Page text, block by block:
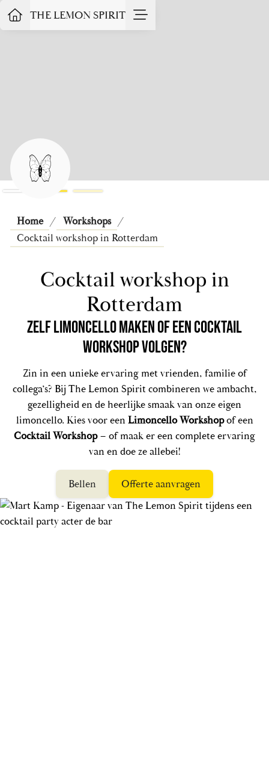
THE LEMON SPIRIT
Slide 3 of 3.
Home / Workshops /
Cocktail workshop in Rotterdam
Cocktail workshop in
Rotterdam
ZELF LIMONCELLO MAKEN OF EEN COCKTAIL
WORKSHOP VOLGEN?
Zin in een unieke ervaring met vrienden, familie of
collega’s? Bij The Lemon Spirit combineren we ambacht,
gezelligheid en de heerlijke smaak van onze eigen
limoncello. Kies voor eenLimoncello Workshopof een
Cocktail Workshop– of maak er een complete ervaring
van en doe ze allebei!
Bellen Offerte aanvragen